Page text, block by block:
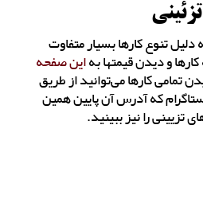
تنوع کارها بسیار متفاوت
و دیدن قیمتها بهاین صفحه
تمامی کارها می‌توانید از طریق
که آدرس آن پایین همین
را نیز ببینید.